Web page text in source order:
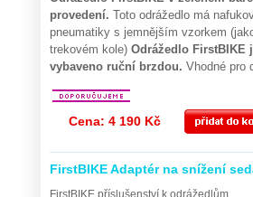
provedení. Toto odrážedlo má
pneumatiky s jemnějším vzorkem
trekovém kole) Odrážedlo FirstBIKE
vybaveno ruční brzdou. Vhodné pro
Cena: 4 190 Kč
FirstBIKE Adaptér na snížení
FirstBIKE příslušenství k odrážedlům